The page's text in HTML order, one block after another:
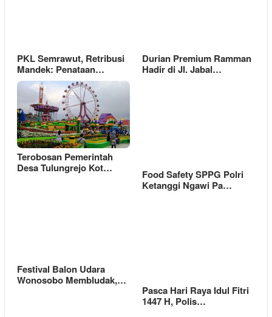
PKL Semrawut, Retribusi
Mandek: Penataan…
Durian Premium Ramman
Hadir di Jl. Jabal…
Terobosan Pemerintah
Desa Tulungrejo Kot…
Food Safety SPPG Polri
Ketanggi Ngawi Pa…
Festival Balon Udara
Wonosobo Membludak,…
Pasca Hari Raya Idul Fitri
1447 H, Polis…